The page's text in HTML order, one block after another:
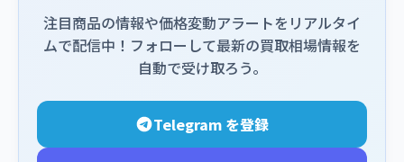
注目商品の情報や価格変動アラートをリアルタイ
ムで配信中！フォローして最新の買取相場情報を
自動で受け取ろう。
Telegram を登録